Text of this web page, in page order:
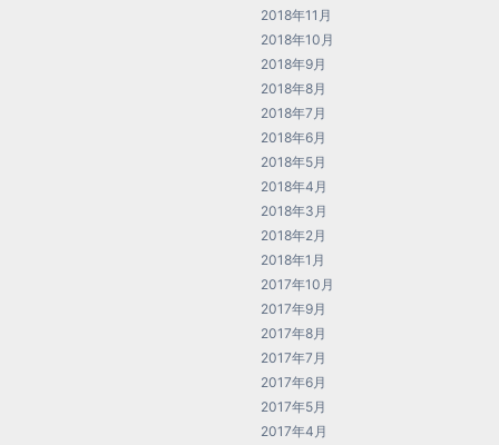
2018年11月
2018年10月
2018年9月
2018年8月
2018年7月
2018年6月
2018年5月
2018年4月
2018年3月
2018年2月
2018年1月
2017年10月
2017年9月
2017年8月
2017年7月
2017年6月
2017年5月
2017年4月